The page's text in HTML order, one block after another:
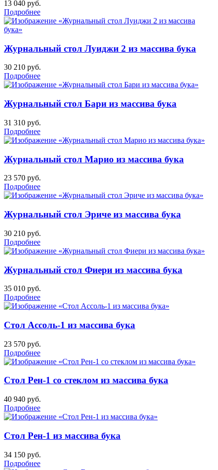
13 040 руб.
Подробнее
Журнальный стол Луиджи 2 из массива бука
30 210 руб.
Подробнее
Журнальный стол Бари из массива бука
31 310 руб.
Подробнее
Журнальный стол Марио из массива бука
23 570 руб.
Подробнее
Журнальный стол Эриче из массива бука
30 210 руб.
Подробнее
Журнальный стол Фиери из массива бука
35 010 руб.
Подробнее
Стол Ассоль-1 из массива бука
23 570 руб.
Подробнее
Стол Рен-1 со стеклом из массива бука
40 940 руб.
Подробнее
Стол Рен-1 из массива бука
34 150 руб.
Подробнее